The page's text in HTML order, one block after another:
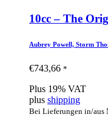
10cc – The
Aubrey Powell, Storm
€743,66 *
Plus 19% VAT
plus shipping
Bei Lieferungen in/aus